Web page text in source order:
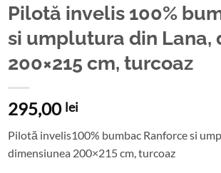
Pilotă invelis 100%
si umplutura din Lana,
200×215 cm, turcoaz
295,00 lei
Pilotă invelis100% bumbac Ranforce si
dimensiunea 200×215 cm, turcoaz